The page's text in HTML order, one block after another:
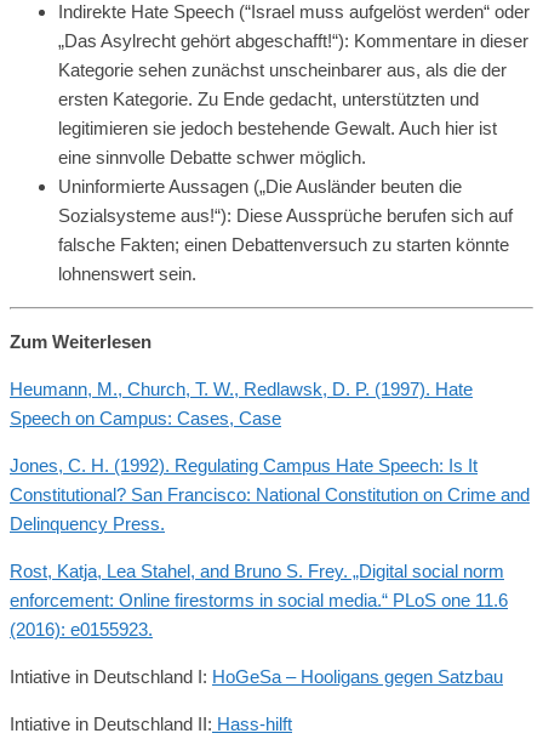
Indirekte Hate Speech (“Israel muss aufgelöst werden“ oder
„Das Asylrecht gehört abgeschafft!“): Kommentare in dieser
Kategorie sehen zunächst unscheinbarer aus, als die der
ersten Kategorie. Zu Ende gedacht, unterstützten und
legitimieren sie jedoch bestehende Gewalt. Auch hier ist
eine sinnvolle Debatte schwer möglich.
Uninformierte Aussagen („Die Ausländer beuten die
Sozialsysteme aus!“): Diese Aussprüche berufen sich auf
falsche Fakten; einen Debattenversuch zu starten könnte
lohnenswert sein.
Zum Weiterlesen
Heumann, M., Church, T. W., Redlawsk, D. P. (1997). Hate
Speech on Campus: Cases, Case
Jones, C. H. (1992). Regulating Campus Hate Speech: Is It
Constitutional? San Francisco: National Constitution on Crime and
Delinquency Press.
Rost, Katja, Lea Stahel, and Bruno S. Frey. „Digital social norm
enforcement: Online firestorms in social media.“ PLoS one 11.6
(2016): e0155923.
Intiative in Deutschland I: HoGeSa – Hooligans gegen Satzbau
Intiative in Deutschland II: Hass-hilft